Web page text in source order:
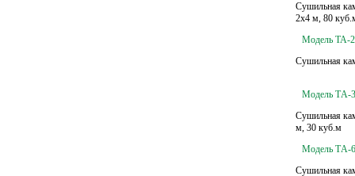
Сушильная
2х4 м, 80
Модель TA-
Сушильная
Модель ТA-
Сушильная
м, 30 куб.м
Модель ТA-
Сушильная